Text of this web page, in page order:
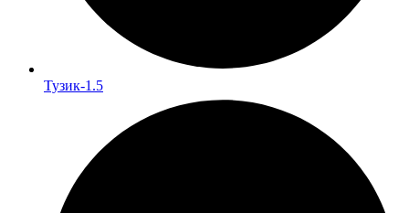
Тузик-1.5